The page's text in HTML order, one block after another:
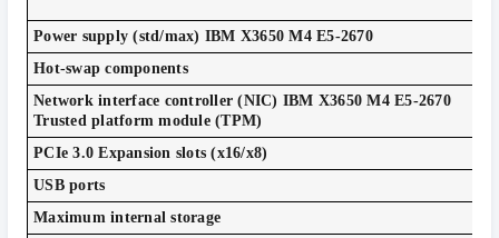
Power supply (std/max) IBM X3650 M4 E5-2670
Hot-swap components
Network interface controller (NIC) IBM X3650 M4 E5-2670
Trusted platform module (TPM)
PCIe 3.0 Expansion slots (x16/x8)
USB ports
Maximum internal storage